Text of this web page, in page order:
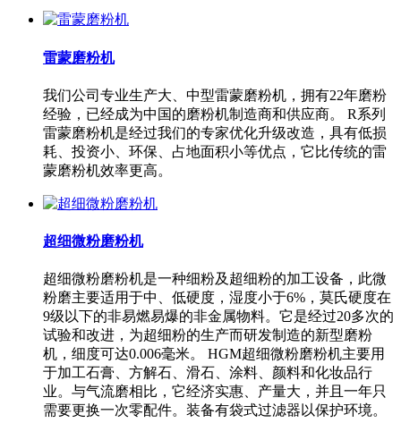
雷蒙磨粉机
我们公司专业生产大、中型雷蒙磨粉机，拥有22年磨粉
经验，已经成为中国的磨粉机制造商和供应商。 R系列
雷蒙磨粉机是经过我们的专家优化升级改造，具有低损
耗、投资小、环保、占地面积小等优点，它比传统的雷
蒙磨粉机效率更高。
超细微粉磨粉机
超细微粉磨粉机是一种细粉及超细粉的加工设备，此微
粉磨主要适用于中、低硬度，湿度小于6%，莫氏硬度在
9级以下的非易燃易爆的非金属物料。它是经过20多次的
试验和改进，为超细粉的生产而研发制造的新型磨粉
机，细度可达0.006毫米。 HGM超细微粉磨粉机主要用
于加工石膏、方解石、滑石、涂料、颜料和化妆品行
业。与气流磨相比，它经济实惠、产量大，并且一年只
需要更换一次零配件。装备有袋式过滤器以保护环境。